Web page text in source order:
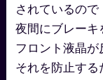
されているので
夜間にブレーキ
フロント液晶が
それを防止す